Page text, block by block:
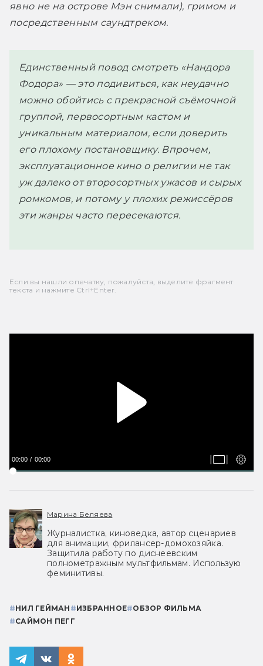
явно не на острове Мэн снимали), гримом и
посредственным саундтреком.
Единственный повод смотреть «Нандора
Фодора» — это подивиться, как неудачно
можно обойтись с прекрасной съёмочной
группой, первосортным кастом и
уникальным материалом, если доверить
его плохому постановщику. Впрочем,
эксплуатационное кино о религии не так
уж далеко от второсортных ужасов и сырых
ромкомов, и потому у плохих режиссёров
эти жанры часто пересекаются.
Если вы нашли опечатку, пожалуйста, выделите фрагмент
текста и нажмите Ctrl+Enter.
00:00 00:00
Марина Беляева
Журналистка, киноведка, автор сценариев
для анимации, фрилансер-домохозяйка.
Защитила работу по диснеевским
полнометражным мультфильмам. Использую
феминитивы.
#НИЛ ГЕЙМАН #ИЗБРАННОЕ#ОБЗОР ФИЛЬМА
#САЙМОН ПЕГГ